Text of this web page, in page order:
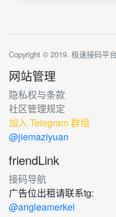
Copyright © 2019. 极速接码平
网站管理
隐私权与条款
社区管理规定
加入 Telegram 群组
@jiemaziyuan
friendLink
接码导航
广告位出租请联系tg:
@angleamerkel